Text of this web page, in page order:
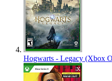
Hogwarts - Legacy (Xbox